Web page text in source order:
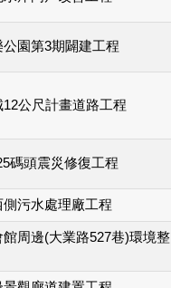
園第3期闢建工程
公尺計畫道路工程
碼頭震災修復工程
污水處理廠工程
周邊(大業路527巷)環境整